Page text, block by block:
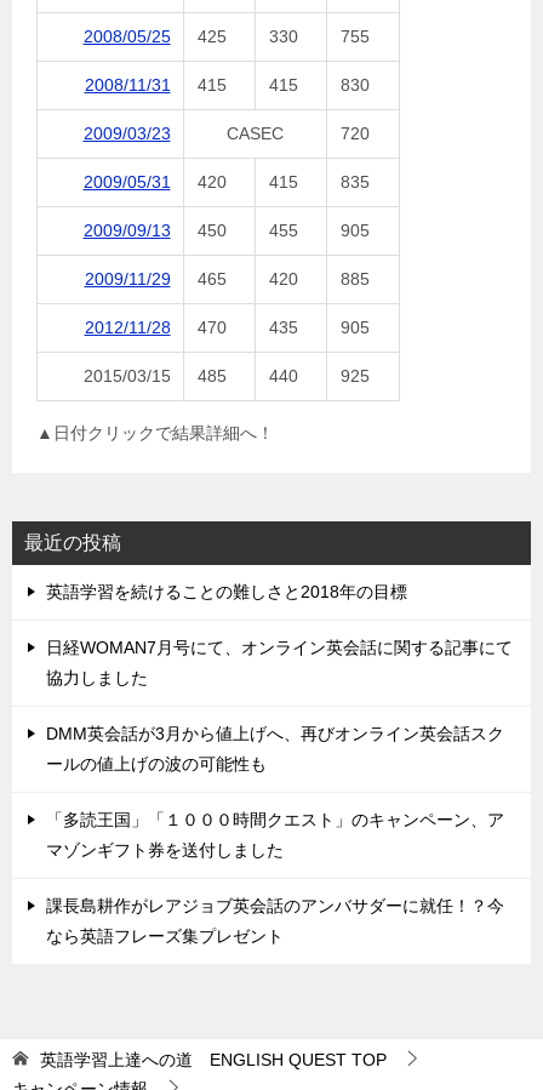
2008/05/25 425 330 755
2008/11/31 415 415 830
2009/03/23 CASEC 720
2009/05/31 420 415 835
2009/09/13 450 455 905
2009/11/29 465 420 885
2012/11/28 470 435 905
2015/03/15 485 440 925
▲日付クリックで結果詳細へ！
最近の投稿
英語学習を続けることの難しさと2018年の目標
日経WOMAN7月号にて、オンライン英会話に関する記事にて
協力しました
DMM英会話が3月から値上げへ、再びオンライン英会話スク
ールの値上げの波の可能性も
「多読王国」「１０００時間クエスト」のキャンペーン、ア
マゾンギフト券を送付しました
課長島耕作がレアジョブ英会話のアンバサダーに就任！？今
なら英語フレーズ集プレゼント
英語学習上達への道 ENGLISH QUEST TOP